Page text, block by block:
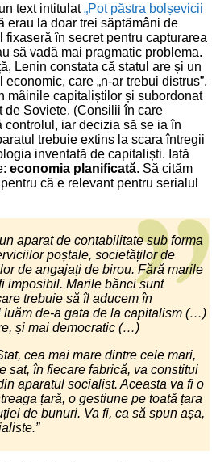
text intitulat„Pot păstra bolșevicii
erau la doar trei săptămâni de
în secret pentru capturarea
să vadă mai pragmatic problema.
Lenin constata că statul are și un
care „n-ar trebui distrus”.
mâinile capitaliștilor și subordonat
de Soviete. (Consilii în care
controlul, iar decizia să se ia în
trebuie extins la scara întregii
inventată de capitaliști. Iată
economia planificată. Să cităm
că e relevant pentru serialul
aparat de contabilitate sub forma
poștale, societăților de
de angajați de birou. Fără marile
imposibil. Marile bănci sunt
trebuie să îl aducem în
luăm de-a gata de la capitalism (…)
și mai democratic (…)
cea mai mare dintre cele mari,
sat, în fiecare fabrică, va constitui
aparatul socialist. Aceasta va fi o
țară, o gestiune pe toată țara
de bunuri. Va fi, ca să spun așa,